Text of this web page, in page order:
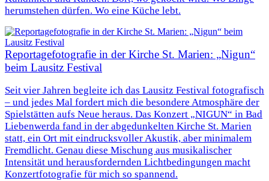
herumstehen dürfen. Wo eine Küche lebt.
Reportagefotografie in der Kirche St. Marien: „Nigun“
beim Lausitz Festival
Seit vier Jahren begleite ich das Lausitz Festival fotografisch
– und jedes Mal fordert mich die besondere Atmosphäre der
Spielstätten aufs Neue heraus. Das Konzert „NIGUN“ in Bad
Liebenwerda fand in der abgedunkelten Kirche St. Marien
statt, ein Ort mit eindrucksvoller Akustik, aber minimalem
Fremdlicht. Genau diese Mischung aus musikalischer
Intensität und herausfordernden Lichtbedingungen macht
Konzertfotografie für mich so spannend.